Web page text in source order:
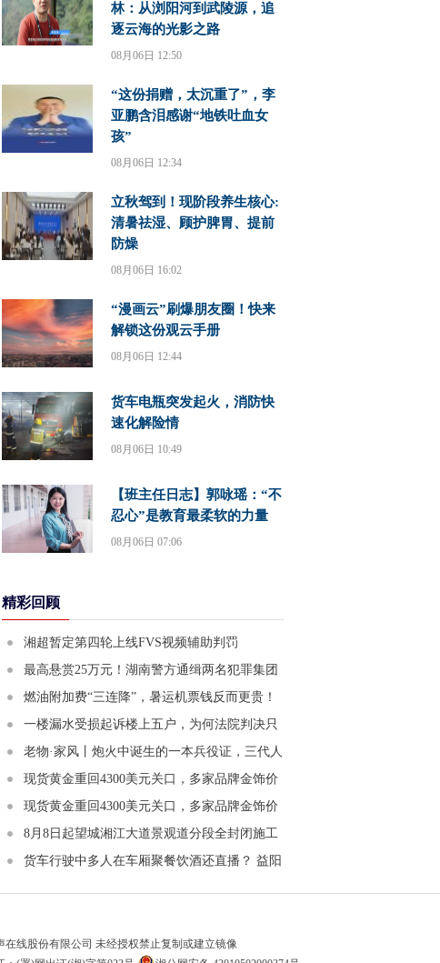
林：从浏阳河到武陵源，追
逐云海的光影之路
08月06日 12:50
“这份捐赠，太沉重了”，李
亚鹏含泪感谢“地铁吐血女
孩”
08月06日 12:34
立秋驾到！现阶段养生核心:
清暑祛湿、顾护脾胃、提前
防燥
08月06日 16:02
“漫画云”刷爆朋友圈！快来
解锁这份观云手册
08月06日 12:44
货车电瓶突发起火，消防快
速化解险情
08月06日 10:49
【班主任日志】郭咏瑶：“不
忍心”是教育最柔软的力量
08月06日 07:06
精彩回顾
湘超暂定第四轮上线FVS视频辅助判罚
最高悬赏25万元！湖南警方通缉两名犯罪集团
主犯
燃油附加费“三连降”，暑运机票钱反而更贵！
业内预计：8月下旬将迎回落拐点
一楼漏水受损起诉楼上五户，为何法院判决只
要二楼赔偿
老物·家风丨炮火中诞生的一本兵役证，三代人
同答“彻底完成任务”
现货黄金重回4300美元关口，多家品牌金饰价
格跟涨
现货黄金重回4300美元关口，多家品牌金饰价
格跟涨
8月8日起望城湘江大道景观道分段全封闭施工
工期至明年3月
货车行驶中多人在车厢聚餐饮酒还直播？ 益阳
线股份有限公司 未经授权禁止复制或建立镜像